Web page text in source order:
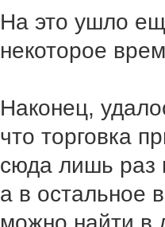
На это ушло
некоторое
Наконец,
что торговка
сюда лишь раз
а в остальное